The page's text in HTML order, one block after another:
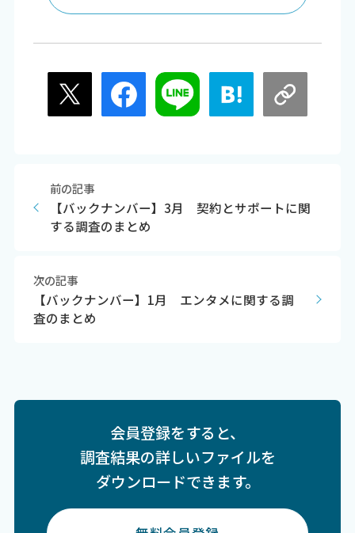
前の記事
【バックナンバー】3月 契約とサポートに関
する調査のまとめ
次の記事
【バックナンバー】1月 エンタメに関する調
査のまとめ
会員登録をすると、
調査結果の詳しいファイルを
ダウンロードできます。